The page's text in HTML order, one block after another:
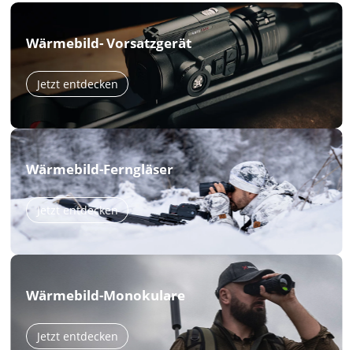
Wärmebild- Vorsatzgerät
Jetzt entdecken
Wärmebild-Ferngläser
Jetzt entdecken
Wärmebild-Monokulare
Jetzt entdecken